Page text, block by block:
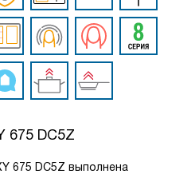
675 DC5Z
675 DC5Z выполнена